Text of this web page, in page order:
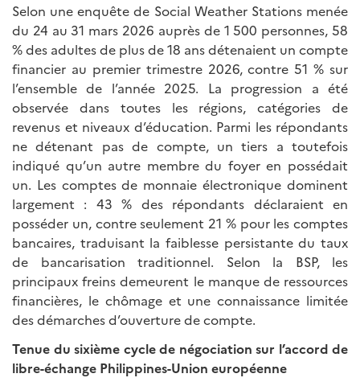
Selon une enquête de Social Weather Stations menée
du 24 au 31 mars 2026 auprès de 1 500 personnes, 58
% des adultes de plus de 18 ans détenaient un compte
financier au premier trimestre 2026, contre 51 % sur
l’ensemble de l’année 2025. La progression a été
observée dans toutes les régions, catégories de
revenus et niveaux d’éducation. Parmi les répondants
ne détenant pas de compte, un tiers a toutefois
indiqué qu’un autre membre du foyer en possédait
un. Les comptes de monnaie électronique dominent
largement : 43 % des répondants déclaraient en
posséder un, contre seulement 21 % pour les comptes
bancaires, traduisant la faiblesse persistante du taux
de bancarisation traditionnel. Selon la BSP, les
principaux freins demeurent le manque de ressources
financières, le chômage et une connaissance limitée
des démarches d’ouverture de compte.
Tenue du sixième cycle de négociation sur l’accord de
libre-échange Philippines-Union européenne